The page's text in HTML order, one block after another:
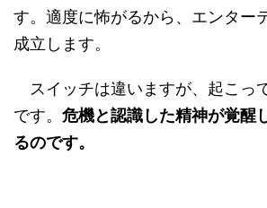
す。適度に怖がるから、エンター
成立します。
スイッチは違いますが、起こっ
です。 危機と認識した精神が覚醒
るのです。